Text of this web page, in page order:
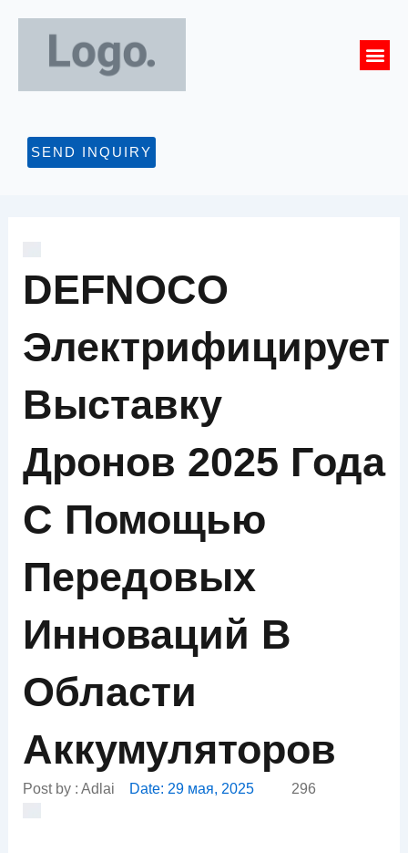
содержимому
SEND INQUIRY
DEFNOCO
Электрифицирует
Выставку
Дронов 2025 Года
С Помощью
Передовых
Инноваций В
Области
Аккумуляторов
Post by : Adlai Date: 29 мая, 2025 296